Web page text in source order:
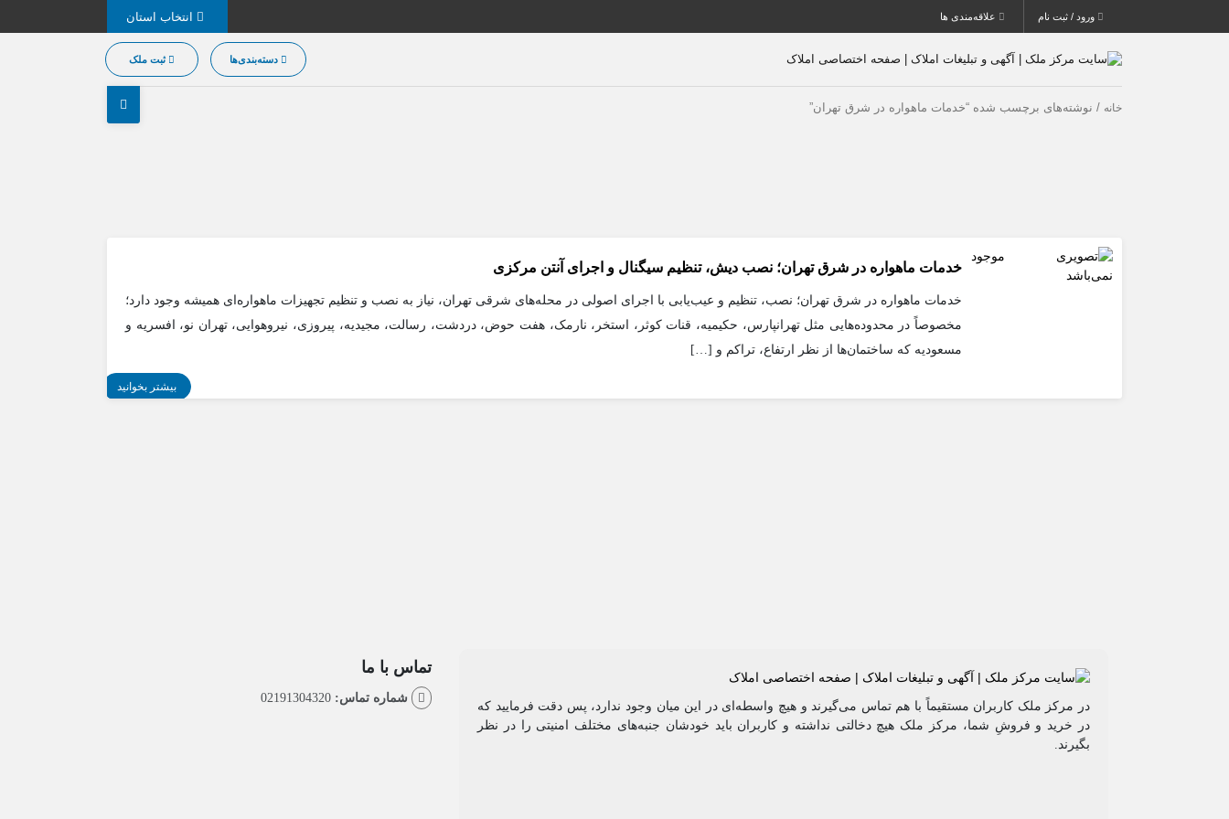
ورود / ثبت نام علاقه‌مندی ها
دسته‌بندی‌ها ثبت ملک
خانه / نوشته‌های برچسب شده “خدمات ماهواره در شرق تهران”
خدمات ماهواره در شرق تهران؛ نصب دیش، تنظیم سیگنال و اجرای آنتن مرکزی
خدمات ماهواره در شرق تهران؛ نصب، تنظیم و عیب‌یابی با اجرای اصولی در محله‌های شرقی تهران، نیاز به نصب و تنظیم تجهیزات ماهواره‌ای همیشه وجود دارد؛
مخصوصاً در محدوده‌هایی مثل تهرانپارس، حکیمیه، قنات کوثر، استخر، نارمک، هفت حوض، دردشت، رسالت، مجیدیه، پیروزی، نیروهوایی، تهران نو، افسریه و
مسعودیه که ساختمان‌ها از نظر ارتفاع، تراکم و […]
بیشتر بخوانید
در مرکز ملک کاربران مستقیماً با هم تماس می‌گیرند و هیچ واسطه‌ای در این میان وجود ندارد، پس دقت فرمایید که
در خرید و فروشِ شما، مرکز ملک هیچ دخالتی نداشته و کاربران باید خودشان جنبه‌های مختلف امنیتی را در نظر
بگیرند.
تماس با ما
شماره تماس: 02191304320